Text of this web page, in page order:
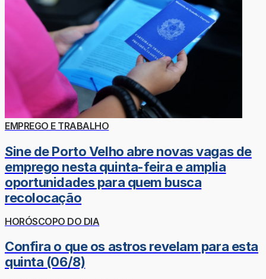
EMPREGO E TRABALHO
Sine de Porto Velho abre novas vagas de
emprego nesta quinta-feira e amplia
oportunidades para quem busca
recolocação
HORÓSCOPO DO DIA
Confira o que os astros revelam para esta
quinta (06/8)